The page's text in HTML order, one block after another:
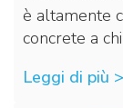
è altamente
concrete a
Leggi di più >